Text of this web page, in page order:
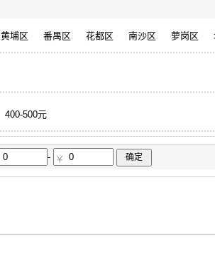
黄埔区 番禺区 花都区 南沙区 萝岗区
400-500元
- 确定